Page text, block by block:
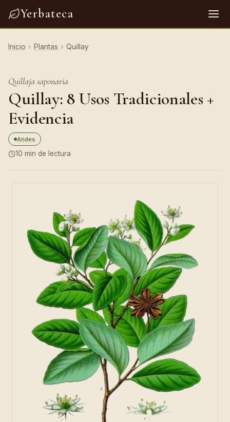
Yerbateca
Inicio › Plantas › Quillay
Quillaja saponaria
Quillay: 8 Usos Tradicionales +
Evidencia
Andes
10 min de lectura